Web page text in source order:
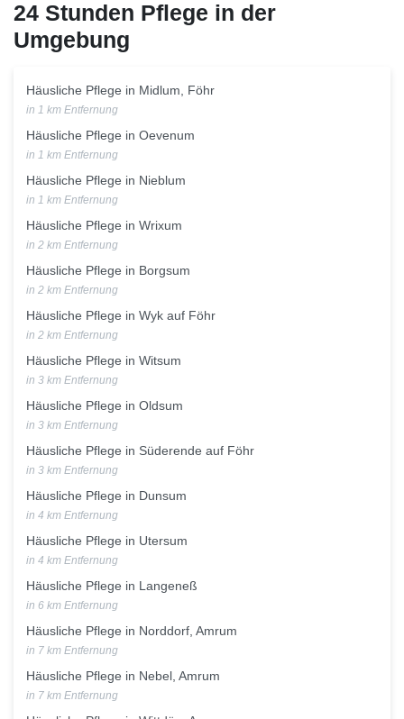
24 Stunden Pflege in der
Umgebung
Häusliche Pflege in Midlum, Föhr
in 1 km Entfernung
Häusliche Pflege in Oevenum
in 1 km Entfernung
Häusliche Pflege in Nieblum
in 1 km Entfernung
Häusliche Pflege in Wrixum
in 2 km Entfernung
Häusliche Pflege in Borgsum
in 2 km Entfernung
Häusliche Pflege in Wyk auf Föhr
in 2 km Entfernung
Häusliche Pflege in Witsum
in 3 km Entfernung
Häusliche Pflege in Oldsum
in 3 km Entfernung
Häusliche Pflege in Süderende auf Föhr
in 3 km Entfernung
Häusliche Pflege in Dunsum
in 4 km Entfernung
Häusliche Pflege in Utersum
in 4 km Entfernung
Häusliche Pflege in Langeneß
in 6 km Entfernung
Häusliche Pflege in Norddorf, Amrum
in 7 km Entfernung
Häusliche Pflege in Nebel, Amrum
in 7 km Entfernung